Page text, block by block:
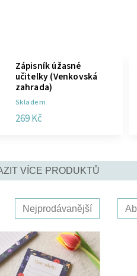
Zápisník úžasné
učitelky (Venkovská
zahrada)
Skladem
269 Kč
VÍCE PRODUKTŮ
Nejprodávanější